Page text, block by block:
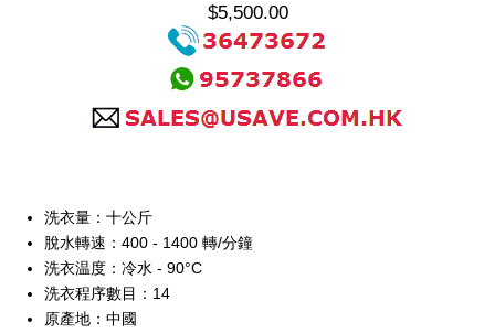
$5,500.00
洗衣量：十公斤
脫水轉速：400 - 1400 轉/分鐘
洗衣温度：冷水 - 90°C
洗衣程序數目：14
原產地：中國